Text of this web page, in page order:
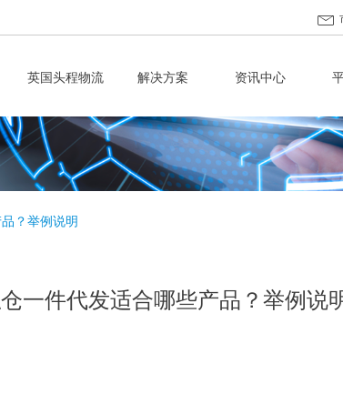
英国头程物流 解决方案 资讯中心
？举例说明
一件代发适合哪些产品？举例说